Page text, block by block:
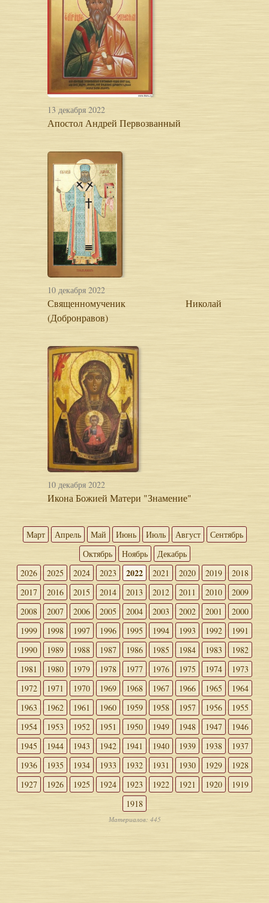
13 декабря 2022
Апостол Андрей Первозванный
10 декабря 2022
Священномученик Николай
(Добронравов)
10 декабря 2022
Икона Божией Матери "Знамение"
Март Апрель Май Июнь Июль Август
Сентябрь
Октябрь
Ноябрь
Декабрь
2026
2025 2024 2023 2022 2021 2020 2019
2018
2017
2016 2015 2014 2013 2012 2011 2010
2009
2008
2007 2006 2005 2004 2003 2002 2001
2000
1999
1998 1997 1996 1995 1994 1993 1992
1991
1990
1989 1988 1987 1986 1985 1984 1983
1982
1981
1980 1979 1978 1977 1976 1975 1974
1973
1972
1971 1970 1969 1968 1967 1966 1965
1964
1963
1962 1961 1960 1959 1958 1957 1956
1955
1954
1953 1952 1951 1950 1949 1948 1947
1946
1945
1944 1943 1942 1941 1940 1939 1938
1937
1936
1935 1934 1933 1932 1931 1930 1929
1928
1927
1926 1925 1924 1923 1922 1921 1920
1919
1918
Материалов: 445